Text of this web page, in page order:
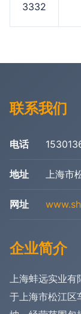
3332
联系我们
电话
地址 上海市
网址
企业简介
上海蚌远实业有
于上海市松江